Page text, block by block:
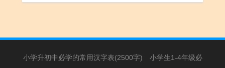
小学升初中必学的常用汉字表(2500字)
小学生1-4年级必